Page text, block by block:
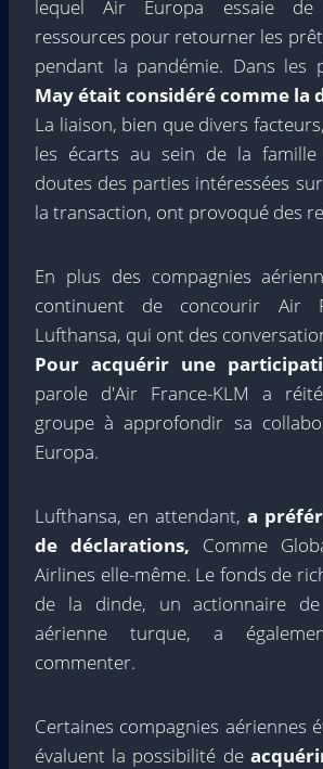
lequel Air Europa essaie
ressources pour retourner les
pendant la pandémie. Dans les
May était considéré comme la
La liaison, bien que divers
les écarts au sein de la
doutes des parties intéressées
la transaction, ont provoqué des
En plus des compagnies
continuent de concourir Air
Lufthansa, qui ont des
Pour acquérir une
parole d'Air France-KLM a
groupe à approfondir sa
Europa.
Lufthansa, en attendant, a
de déclarations, Comme
Airlines elle-même. Le fonds de
de la dinde, un actionnaire
aérienne turque, a
commenter.
Certaines compagnies aériennes
évaluent la possibilité de